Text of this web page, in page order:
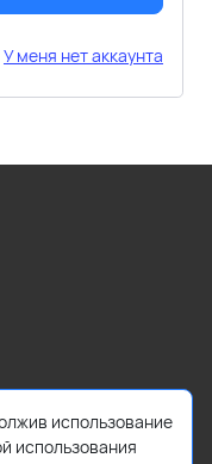
У меня нет аккаунта
использование
использования